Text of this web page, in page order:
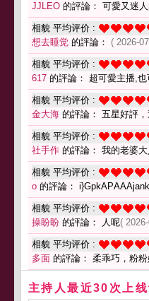
JJLEO 的評論： 可愛又迷
相貌 平均评价 :
想去睡觉 的評論： ( 2026-
相貌 平均评价 :
617 的評論： 超可愛主播,也
相貌 平均评价 :
金大海 的評論： 五星好評，
相貌 平均评价 :
社手作 的評論： 我的老婆
相貌 平均评价 :
o 的評論：
相貌 平均评价 :
操盼盼 的評論： 人呢(
相貌 平均评价 :
多面 的評論： 柔乖巧，粉
主持人最近30次上线